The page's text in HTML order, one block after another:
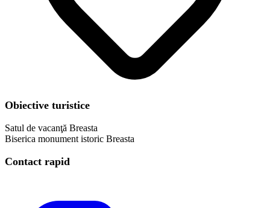
Obiective turistice
Satul de vacanţă Breasta
Biserica monument istoric Breasta
Contact rapid